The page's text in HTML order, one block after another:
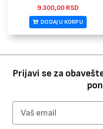
9.300,00 RSD
DODAJ U KORPU
Prijavi se za